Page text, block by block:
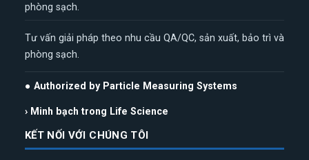
phòng sạch.
Tư vấn giải pháp theo nhu cầu QA/QC, sản xuất, bảo trì và
phòng sạch.
● Authorized by Particle Measuring Systems
› Minh bạch trong Life Science
KẾT NỐI VỚI CHÚNG TÔI